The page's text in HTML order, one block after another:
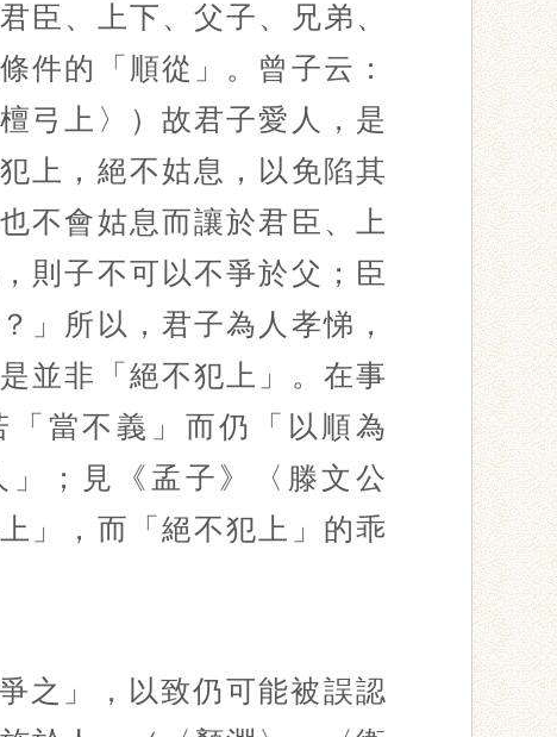
臣、上下、父子、兄弟、
件的「順從」。曾子云：
弓上〉）故君子愛人，是
上，絕不姑息，以免陷其
不會姑息而讓於君臣、上
則子不可以不爭於父；臣
」所以，君子為人孝悌，
並非「絕不犯上」。在事
當不義」而仍「以順為
；見《孟子》〈滕文公
」，而「絕不犯上」的乖
之」，以致仍可能被誤認